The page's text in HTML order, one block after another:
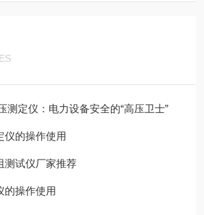
测定仪：电力设备安全的“高压卫士”
仪的操作使用
测试仪厂家推荐
的操作使用